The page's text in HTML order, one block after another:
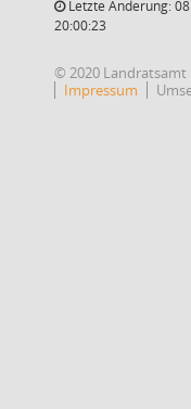
Letzte Änderung:
20:00:23
© 2020 Landratsamt
Impressum